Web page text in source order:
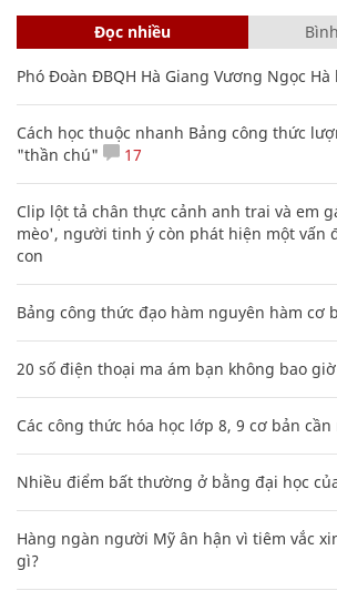
Đọc nhiều
Phó Đoàn ĐBQH Hà Giang Vương Ngọc
Cách học thuộc nhanh Bảng công thức
"thần chú"
17
Clip lột tả chân thực cảnh anh trai và em
mèo', người tinh ý còn phát hiện một vấn
con
Bảng công thức đạo hàm nguyên hàm cơ
20 số điện thoại ma ám bạn không bao
Các công thức hóa học lớp 8, 9 cơ bản
Nhiều điểm bất thường ở bằng đại học
Hàng ngàn người Mỹ ân hận vì tiêm vắc
gì?